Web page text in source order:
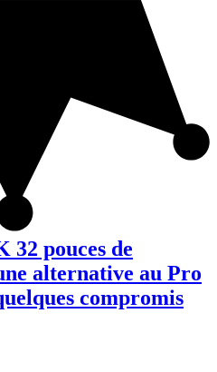
32 pouces de
alternative au Pro
compromis